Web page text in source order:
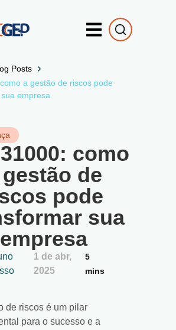
Posts
a gestão de riscos pode
empresa
como
de
pode
sua
empresa
1 de abr,
2025
5
mins
de riscos é um pilar
para o sucesso e a